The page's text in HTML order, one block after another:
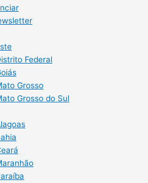
Federal
Grosso
Grosso do Sul